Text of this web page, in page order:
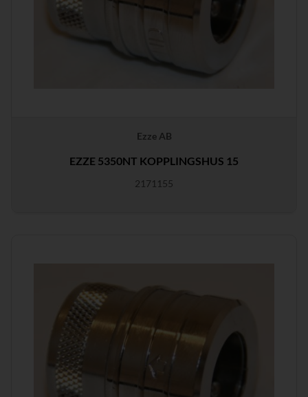
Ezze AB
EZZE 5350NT KOPPLINGSHUS 15
2171155